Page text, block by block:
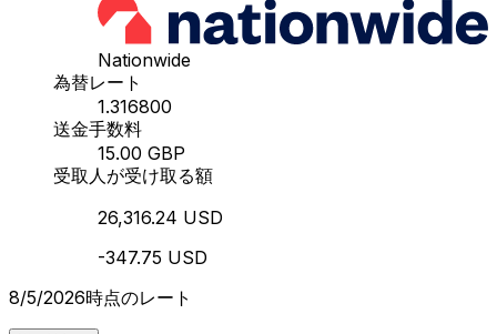
Nationwide
為替レート
1.316800
送金手数料
15.00 GBP
受取人が受け取る額
26,316.24 USD
-347.75 USD
8/5/2026時点のレート